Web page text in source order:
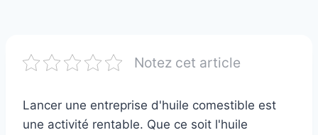
Notez cet article
Lancer une entreprise d'huile comestible est
une activité rentable. Que ce soit l'huile